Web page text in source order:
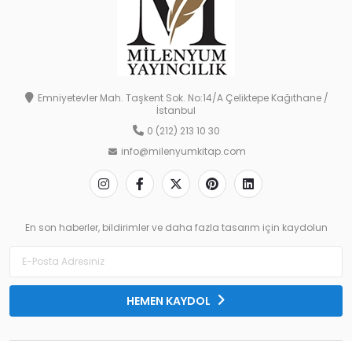
Emniyetevler Mah. Taşkent Sok. No:14/A Çeliktepe Kağıthane /
İstanbul
0 (212) 213 10 30
info@milenyumkitap.com
En son haberler, bildirimler ve daha fazla tasarım için kaydolun
HEMEN KAYDOL